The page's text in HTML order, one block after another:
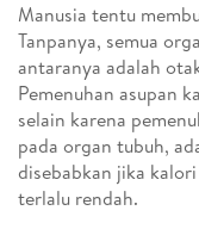
Manusia tentu
Tanpanya, semua
antaranya adalah
Pemenuhan asupan
selain karena
pada organ tubuh,
disebabkan jika
terlalu rendah.